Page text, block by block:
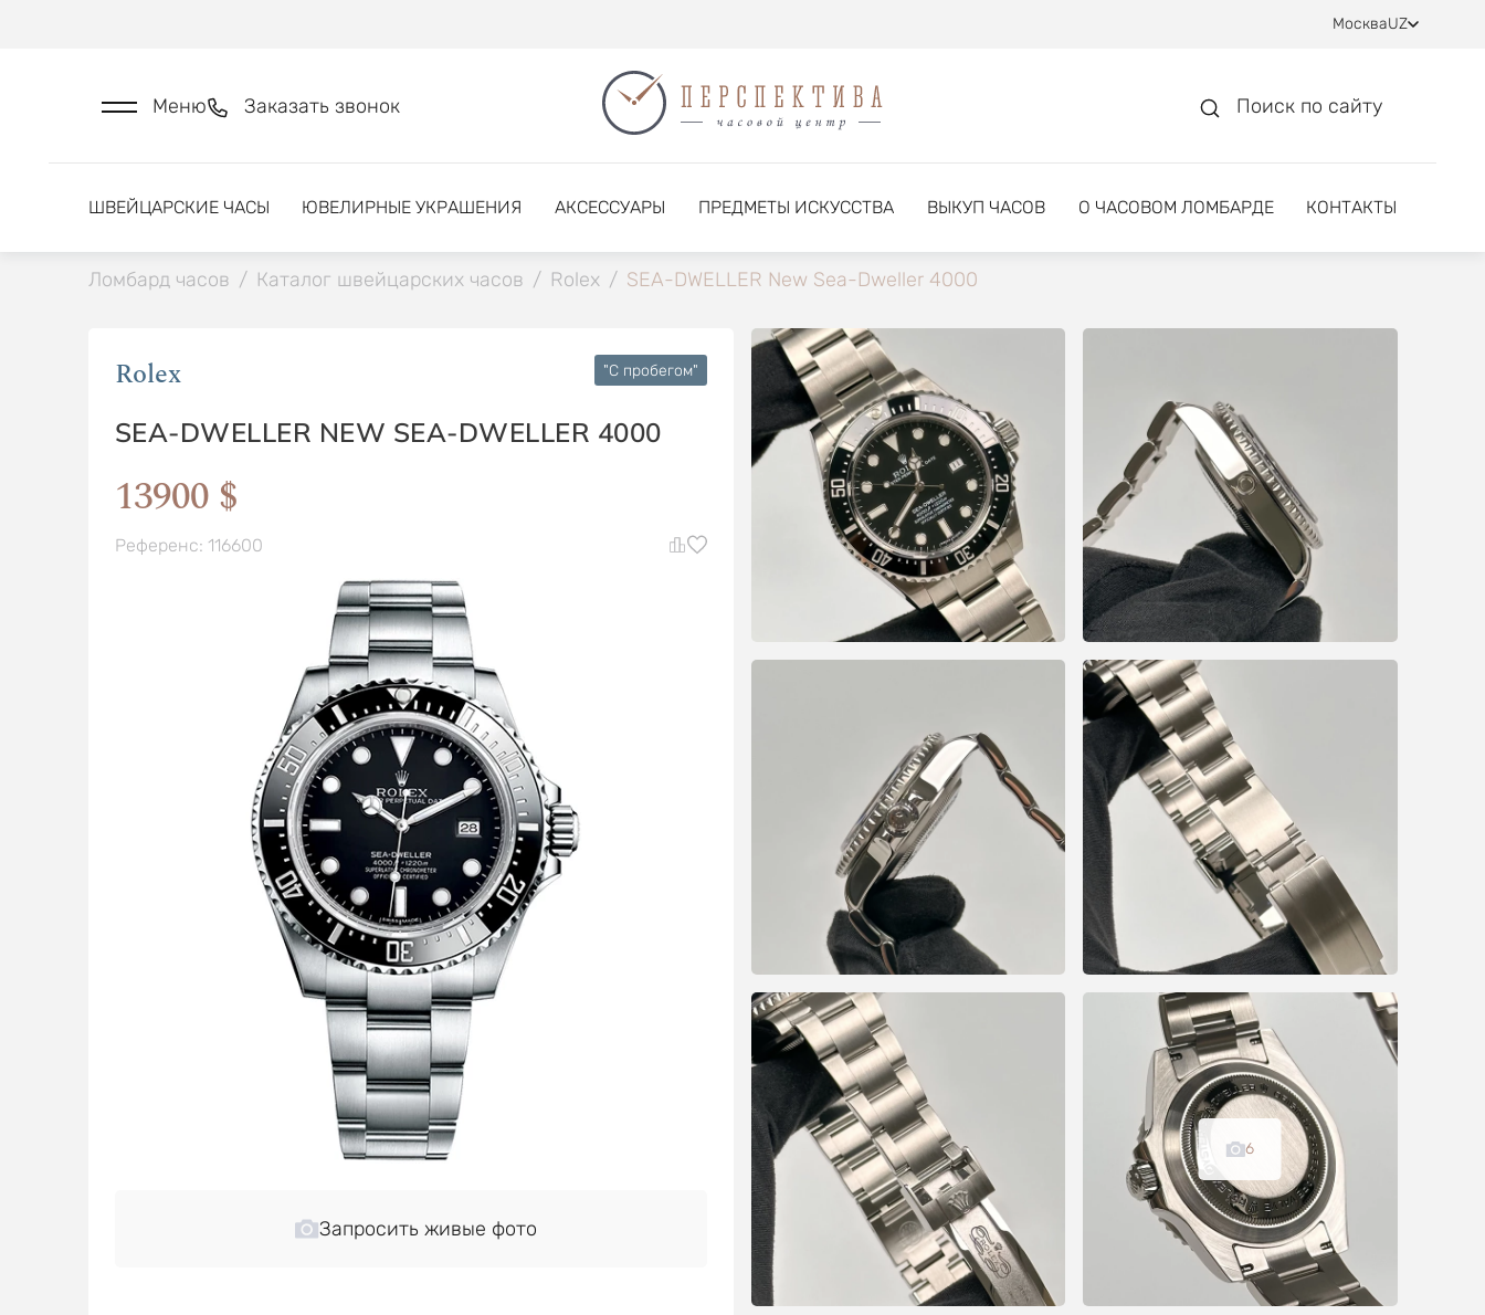
МоскваUZ
Меню Заказать звонок Поиск по сайту
ШВЕЙЦАРСКИЕ ЧАСЫ ЮВЕЛИРНЫЕ УКРАШЕНИЯ АКСЕССУАРЫ ПРЕДМЕТЫ ИСКУССТВА ВЫКУП ЧАСОВ О ЧАСОВОМ ЛОМБАРДЕ КОНТАКТЫ
Ломбард часов / Каталог швейцарских часов / Rolex / SEA-DWELLER New Sea-Dweller 4000
Rolex "C пробегом"
SEA-DWELLER NEW SEA-DWELLER 4000
13900 $
Референс: 116600
Запросить живые фото
6